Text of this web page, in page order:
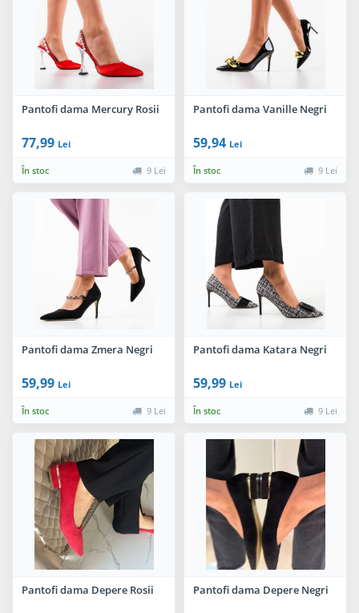
Pantofi dama Mercury Rosii
77,99 Lei
În stoc 9 Lei
Pantofi dama Vanille Negri
59,94 Lei
În stoc 9 Lei
Pantofi dama Zmera Negri
59,99 Lei
În stoc 9 Lei
Pantofi dama Katara Negri
59,99 Lei
În stoc 9 Lei
Pantofi dama Depere Rosii Pantofi dama Depere Negri